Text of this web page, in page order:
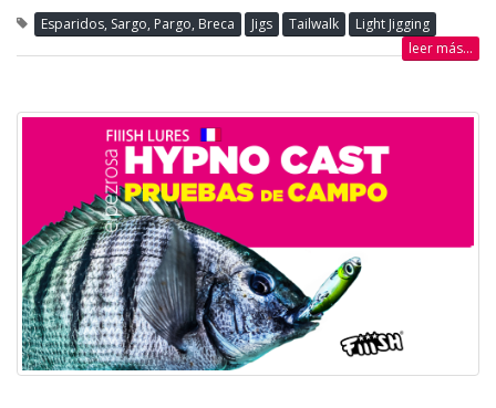
Esparidos, Sargo, Pargo, Breca Jigs Tailwalk
Light Jigging
leer más...